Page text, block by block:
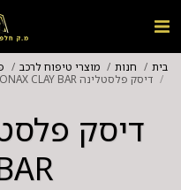
בית חנות מוצרי טיפוח לרכב
דיסק פלסטלינה SONAX CLAY BAR